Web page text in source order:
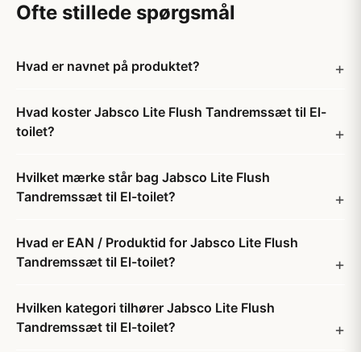
Ofte stillede spørgsmål
Hvad er navnet på produktet?
Hvad koster Jabsco Lite Flush Tandremssæt til El-
toilet?
Hvilket mærke står bag Jabsco Lite Flush
Tandremssæt til El-toilet?
Hvad er EAN / Produktid for Jabsco Lite Flush
Tandremssæt til El-toilet?
Hvilken kategori tilhører Jabsco Lite Flush
Tandremssæt til El-toilet?